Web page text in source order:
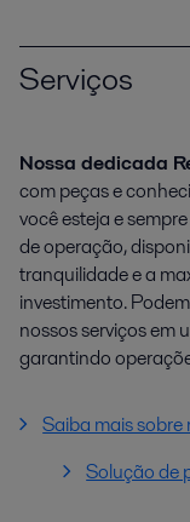
Serviços
Nossa dedicada
com peças e
você esteja e
de operação,
tranquilidade e a
investimento.
nossos serviços em
garantindo
Saiba mais sobre
Solução de